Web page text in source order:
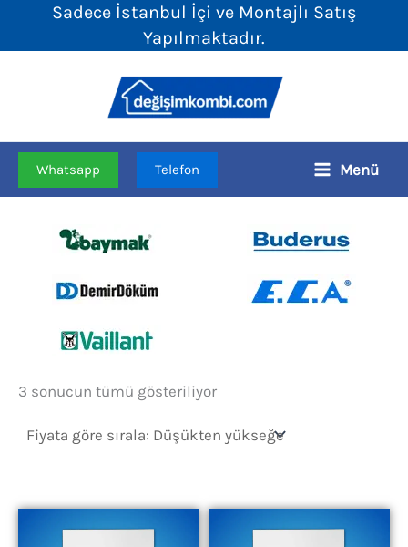
Sadece İstanbul İçi ve Montajlı Satış
Yapılmaktadır.
Whatsapp Telefon Menü
3 sonucun tümü gösteriliyorFiyata
düşükten